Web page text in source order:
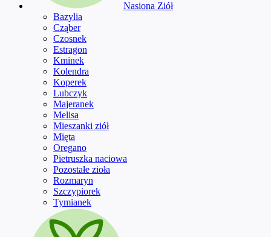
Nasiona Ziół
Bazylia
Cząber
Czosnek
Estragon
Kminek
Kolendra
Koperek
Lubczyk
Majeranek
Melisa
Mieszanki ziół
Mięta
Oregano
Pietruszka naciowa
Pozostałe zioła
Rozmaryn
Szczypiorek
Tymianek